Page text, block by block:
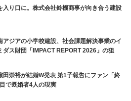
入り口に。株式会社鈴機商事が向き合う建設
アジアの小学校建設、社会課題解決事業のイ
ス財団「IMPACT REPORT 2026」の狙
W発表 第1子報告にファン「終
の声 12年目で既婚者4人の現実